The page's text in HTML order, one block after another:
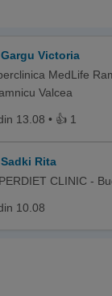
Gargu Victoria
MedLife
Valcea
13.08 • 👍 1
Sadki Rita
CLINIC -
10.08